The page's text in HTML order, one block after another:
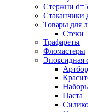
Стержни
Стаканчики
Товары для
Стеки
Трафареты
Фломастеры
Эпоксидная
Паста